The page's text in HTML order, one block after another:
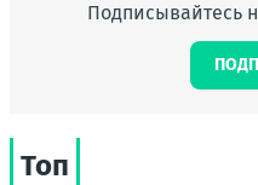
Подписывайтесь
Топ